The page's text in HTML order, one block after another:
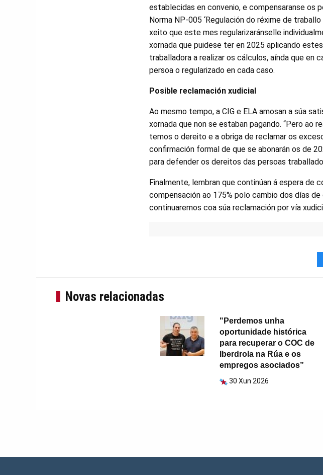
establecidas en convenio, e compensaranse os
Norma NP-005 ‘Regulación do réxime de
xeito que este mes regularizaránselle
xornada que puidese ter en 2025 aplicando
traballadora a realizar os cálculos, aínda que en
persoa o regularizado en cada caso.
Posible reclamación xudicial
Ao mesmo tempo, a CIG e ELA amosan a súa
xornada que non se estaban pagando. “Pero ao
temos o dereito e a obriga de reclamar os
confirmación formal de que se abonarán os de
para defender os dereitos das persoas
Finalmente, lembran que continúan á espera de
compensación ao 175% polo cambio dos días
continuaremos coa súa reclamación por vía
Novas relacionadas
"Perdemos unha
oportunidade histórica
para recuperar o COC de
Iberdrola na Rúa e os
empregos asociados”
30 Xun 2026